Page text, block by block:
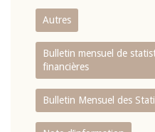
Autres
Bulletin mensuel de
financières
Bulletin Mensuel des